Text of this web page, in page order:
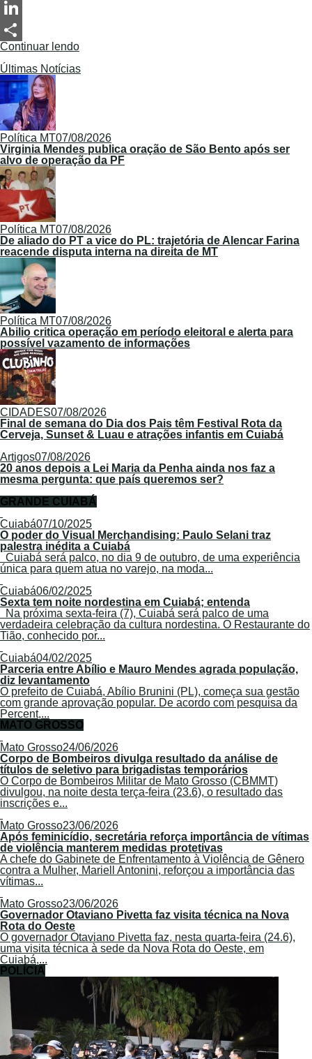
Messenger
LinkedIn
Share
Continuar lendo
Últimas Notícias
Política MT07/08/2026
Virginia Mendes publica oração de São Bento após ser
alvo de operação da PF
Política MT07/08/2026
De aliado do PT a vice do PL: trajetória de Alencar Farina
reacende disputa interna na direita de MT
Política MT07/08/2026
Abilio critica operação em período eleitoral e alerta para
possível vazamento de informações
CIDADES07/08/2026
Final de semana do Dia dos Pais têm Festival Rota da
Cerveja, Sunset & Luau e atrações infantis em Cuiabá
Artigos07/08/2026
20 anos depois a Lei Maria da Penha ainda nos faz a
mesma pergunta: que país queremos ser?
GRANDE CUIABÁ
Cuiabá07/10/2025
O poder do Visual Merchandising: Paulo Selani traz
palestra inédita a Cuiabá
Cuiabá será palco, no dia 9 de outubro, de uma experiência
única para quem atua no varejo, na moda...
Cuiabá06/02/2025
Sexta tem noite nordestina em Cuiabá; entenda
Na próxima sexta-feira (7), Cuiabá será palco de uma
verdadeira celebração da cultura nordestina. O Restaurante do
Tião, conhecido por...
Cuiabá04/02/2025
Parceria entre Abílio e Mauro Mendes agrada população,
diz levantamento
O prefeito de Cuiabá, Abílio Brunini (PL), começa sua gestão
com grande aprovação popular. De acordo com pesquisa da
Percent,...
MATO GROSSO
Mato Grosso24/06/2026
Corpo de Bombeiros divulga resultado da análise de
títulos de seletivo para brigadistas temporários
O Corpo de Bombeiros Militar de Mato Grosso (CBMMT)
divulgou, na noite desta terça-feira (23.6), o resultado das
inscrições e...
Mato Grosso23/06/2026
Após feminicídio, secretária reforça importância de vítimas
de violência manterem medidas protetivas
A chefe do Gabinete de Enfrentamento à Violência de Gênero
contra a Mulher, Mariell Antonini, reforçou a importância das
vítimas...
Mato Grosso23/06/2026
Governador Otaviano Pivetta faz visita técnica na Nova
Rota do Oeste
O governador Otaviano Pivetta faz, nesta quarta-feira (24.6),
uma visita técnica à sede da Nova Rota do Oeste, em
Cuiabá,...
POLÍCIA